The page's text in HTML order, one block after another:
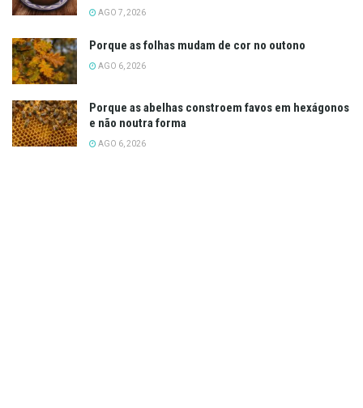
AGO 7, 2026
Porque as folhas mudam de cor no outono
AGO 6, 2026
Porque as abelhas constroem favos em hexágonos
e não noutra forma
AGO 6, 2026